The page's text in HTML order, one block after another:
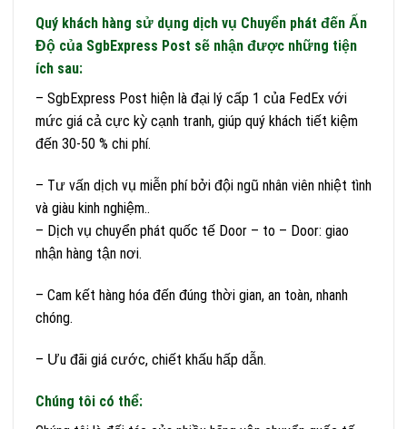
Quý khách hàng sử dụng dịch vụ Chuyển phát đến Ấn
Độ của SgbExpress Post sẽ nhận được những tiện
ích sau:
– SgbExpress Post hiện là đại lý cấp 1 của FedEx với
mức giá cả cực kỳ cạnh tranh, giúp quý khách tiết kiệm
đến 30-50 % chi phí.
– Tư vấn dịch vụ miễn phí bởi đội ngũ nhân viên nhiệt tình
và giàu kinh nghiệm..
– Dịch vụ chuyển phát quốc tế Door – to – Door: giao
nhận hàng tận nơi.
– Cam kết hàng hóa đến đúng thời gian, an toàn, nhanh
chóng.
– Ưu đãi giá cước, chiết khấu hấp dẫn.
Chúng tôi có thể: